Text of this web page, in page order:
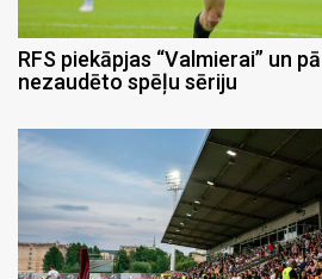
RFS piekāpjas “Valmierai” un
nezaudēto spēļu sēriju